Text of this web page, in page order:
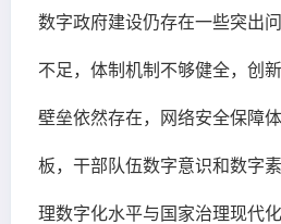
数字政府建设仍存在一些突出
不足，体制机制不够健全，创
壁垒依然存在，网络安全保障
板，干部队伍数字意识和数字
理数字化水平与国家治理现代